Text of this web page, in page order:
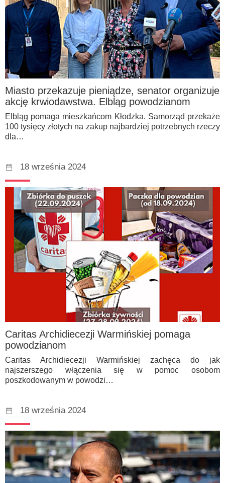
Miasto przekazuje pieniądze, senator organizuje
akcję krwiodawstwa. Elbląg powodzianom
Elbląg pomaga mieszkańcom Kłodzka. Samorząd przekaże
100 tysięcy złotych na zakup najbardziej potrzebnych rzeczy
dla…
18 września 2024
Caritas Archidiecezji Warmińskiej pomaga
powodzianom
Caritas Archidiecezji Warmińskiej zachęca do jak
najszerszego włączenia się w pomoc osobom
poszkodowanym w powodzi…
18 września 2024